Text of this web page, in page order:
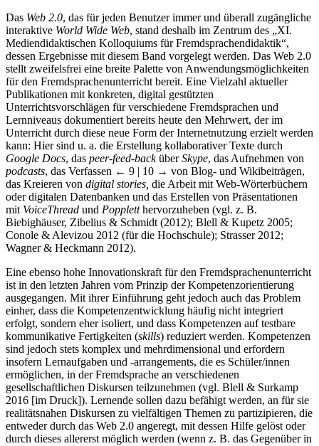
Das Web 2.0, das für jeden Benutzer immer und überall zugängliche
interaktive World Wide Web, stand deshalb im Zentrum des „XI.
Mediendidaktischen Kolloquiums für Fremdsprachendidaktik“,
dessen Ergebnisse mit diesem Band vorgelegt werden. Das Web 2.0
stellt zweifelsfrei eine breite Palette von Anwendungsmöglichkeiten
für den Fremdsprachenunterricht bereit. Eine Vielzahl aktueller
Publikationen mit konkreten, digital gestützten
Unterrichtsvorschlägen für verschiedene Fremdsprachen und
Lernniveaus dokumentiert bereits heute den Mehrwert, der im
Unterricht durch diese neue Form der Internetnutzung erzielt werden
kann: Hier sind u. a. die Erstellung kollaborativer Texte durch
Google Docs, das peer-feed-backüberSkype, das Aufnehmen von
podcasts, das Verfassen ← 9 | 10 → von Blog- und Wikibeiträgen,
das Kreieren von digital stories, die Arbeit mit Web-Wörterbüchern
oder digitalen Datenbanken und das Erstellen von Präsentationen
mit VoiceThread und Poppletthervorzuheben (vgl. z. B.
Biebighäuser, Zibelius & Schmidt (2012); Blell & Kupetz 2005;
Conole & Alevizou 2012 (für die Hochschule); Strasser 2012;
Wagner & Heckmann 2012).
Eine ebenso hohe Innovationskraft für den Fremdsprachenunterricht
ist in den letzten Jahren vom Prinzip der Kompetenzorientierung
ausgegangen. Mit ihrer Einführung geht jedoch auch das Problem
einher, dass die Kompetenzentwicklung häufig nicht integriert
erfolgt, sondern eher isoliert, und dass Kompetenzen auf testbare
kommunikative Fertigkeiten (skills) reduziert werden. Kompetenzen
sind jedoch stets komplex und mehrdimensional und erfordern
insofern Lernaufgaben und -arrangements, die es Schüler/innen
ermöglichen, in der Fremdsprache an verschiedenen
gesellschaftlichen Diskursen teilzunehmen (vgl. Blell & Surkamp
2016 [im Druck]). Lernende sollen dazu befähigt werden, an für sie
realitätsnahen Diskursen zu vielfältigen Themen zu partizipieren, die
entweder durch das Web 2.0 angeregt, mit dessen Hilfe gelöst oder
durch dieses allererst möglich werden (wenn z. B. das Gegenüber in